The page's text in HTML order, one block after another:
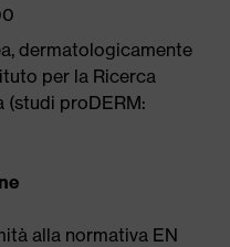
dermatologicamente
per la Ricerca
proDERM:
alla normativa EN